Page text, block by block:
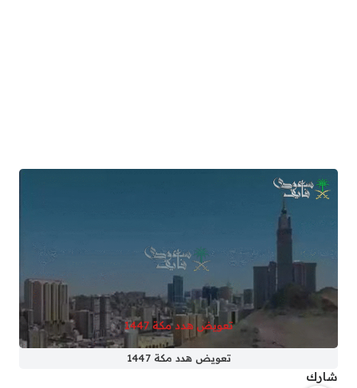
تعويض هدد مكة 1447
شارك